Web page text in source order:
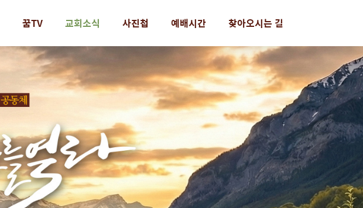
꿈TV 교회소식 사진첩 예배시간 찾아오시는 길